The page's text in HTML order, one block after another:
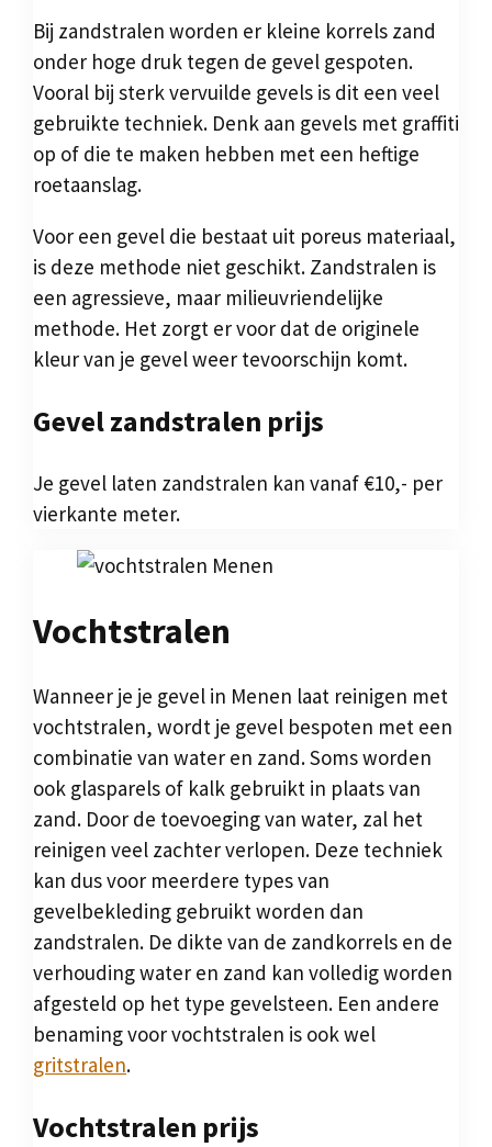
Bij zandstralen worden er kleine korrels zand
onder hoge druk tegen de gevel gespoten.
Vooral bij sterk vervuilde gevels is dit een veel
gebruikte techniek. Denk aan gevels met graffiti
op of die te maken hebben met een heftige
roetaanslag.
Voor een gevel die bestaat uit poreus materiaal,
is deze methode niet geschikt. Zandstralen is
een agressieve, maar milieuvriendelijke
methode. Het zorgt er voor dat de originele
kleur van je gevel weer tevoorschijn komt.
Gevel zandstralen prijs
Je gevel laten zandstralen kan vanaf €10,- per
vierkante meter.
Vochtstralen
Wanneer je je gevel in Menen laat reinigen met
vochtstralen, wordt je gevel bespoten met een
combinatie van water en zand. Soms worden
ook glasparels of kalk gebruikt in plaats van
zand. Door de toevoeging van water, zal het
reinigen veel zachter verlopen. Deze techniek
kan dus voor meerdere types van
gevelbekleding gebruikt worden dan
zandstralen. De dikte van de zandkorrels en de
verhouding water en zand kan volledig worden
afgesteld op het type gevelsteen. Een andere
benaming voor vochtstralen is ook wel
gritstralen.
Vochtstralen prijs